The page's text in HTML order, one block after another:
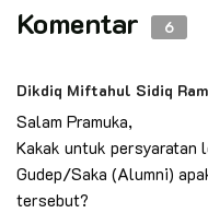
Komentar 6
Dikdiq Miftahul Sidiq
Salam Pramuka,
Kakak untuk persyaratan
Gudep/Saka (Alumni)
tersebut?